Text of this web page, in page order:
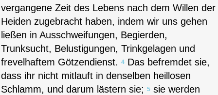
vergangene Zeit des Lebens nach dem Willen der
Heiden zugebracht haben, indem wir uns gehen
ließen in Ausschweifungen, Begierden,
Trunksucht, Belustigungen, Trinkgelagen und
frevelhaftem Götzendienst. 4 Das befremdet sie,
dass ihr nicht mitlauft in denselben heillosen
Schlamm, und darum lästern sie; 5 sie werden